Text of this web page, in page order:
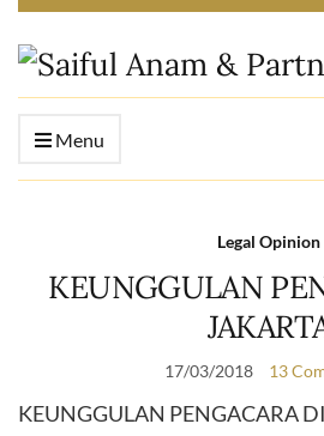
Menu
Legal Opinion
KEUNGGULAN
17/03/2018 13
KEUNGGULAN PENGACARA